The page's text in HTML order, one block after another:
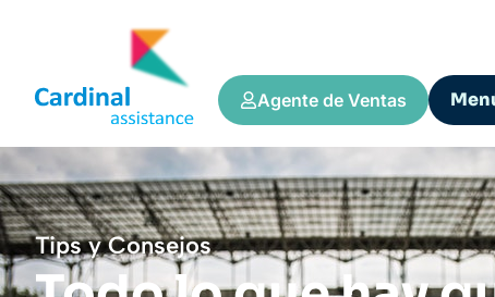
Agente de Ventas
Tips y Consejos